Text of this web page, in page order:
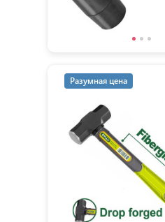
Разумная цена